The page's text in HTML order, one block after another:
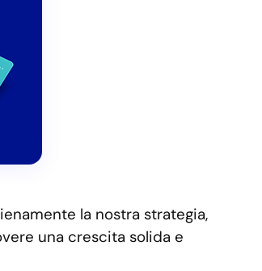
la nostra strategia,
una crescita solida e